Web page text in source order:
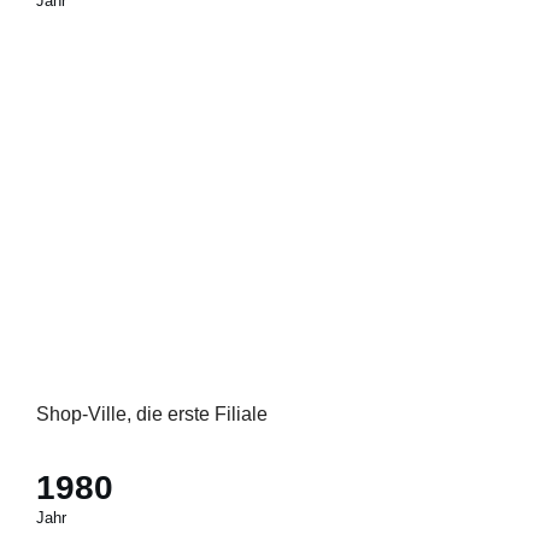
Shop-Ville, die erste Filiale
1980
Jahr